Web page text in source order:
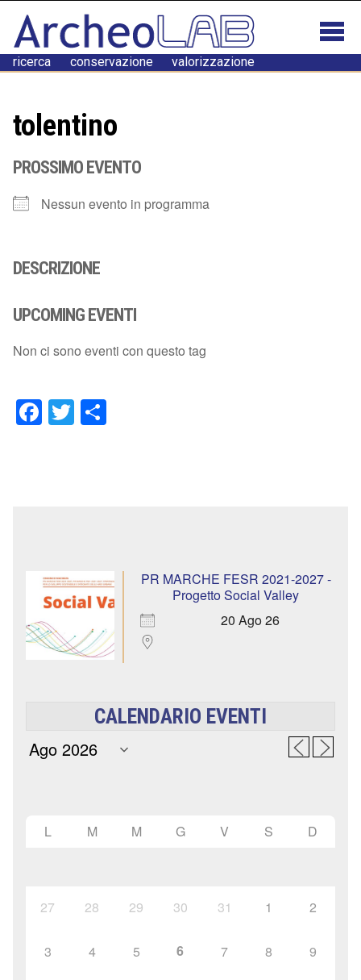
ricerca conservazione valorizzazione
tolentino
PROSSIMO EVENTO
Nessun evento in programma
DESCRIZIONE
UPCOMING EVENTI
Non ci sono eventi con questo tag
Facebook
Twitter
PR MARCHE FESR 2021-2027 -
Progetto Social Valley
20 Ago 26
CALENDARIO EVENTI
L M M G V S D
27 28 29 30 31 1 2
3 4 5 6 7 8 9